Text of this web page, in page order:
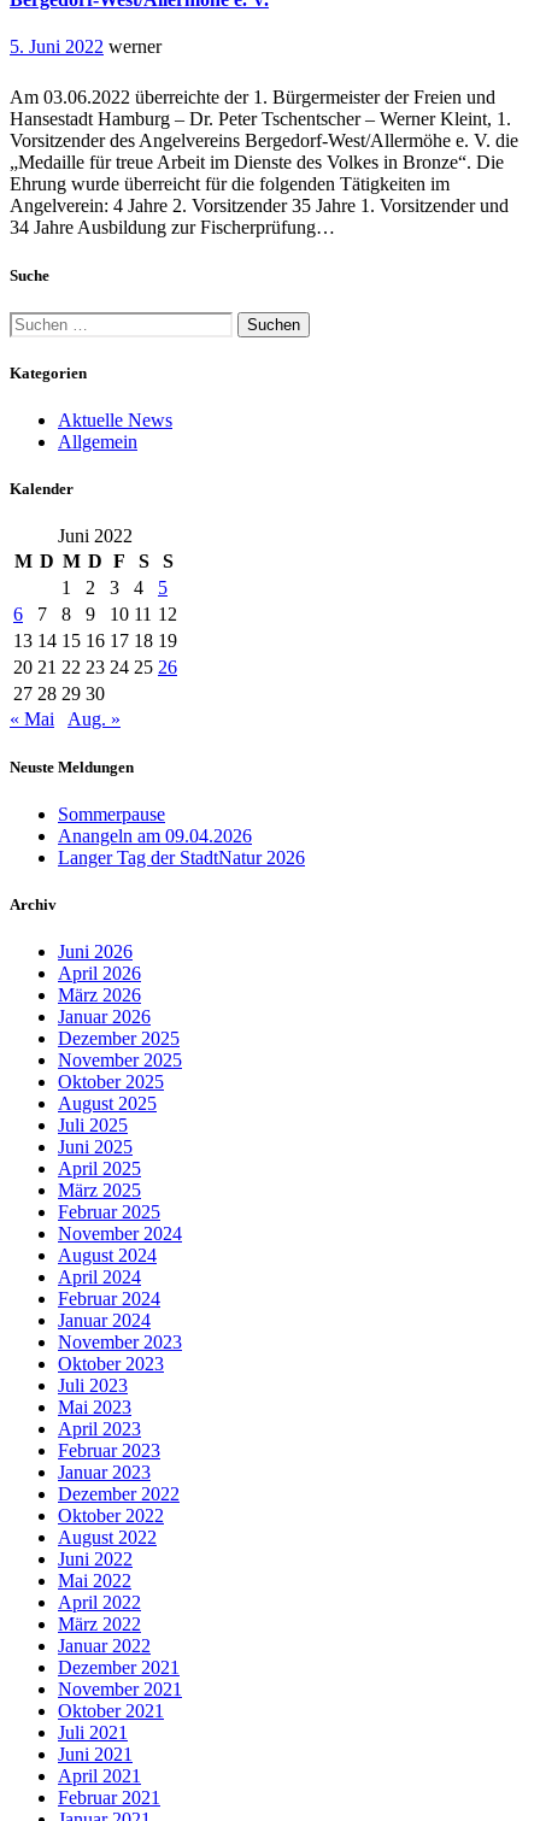
5. Juni 2022 werner
Am 03.06.2022 überreichte der 1. Bürgermeister der Freien und
Hansestadt Hamburg – Dr. Peter Tschentscher – Werner Kleint, 1.
Vorsitzender des Angelvereins Bergedorf-West/Allermöhe e. V. die
„Medaille für treue Arbeit im Dienste des Volkes in Bronze“. Die
Ehrung wurde überreicht für die folgenden Tätigkeiten im
Angelverein: 4 Jahre 2. Vorsitzender 35 Jahre 1. Vorsitzender und
34 Jahre Ausbildung zur Fischerprüfung…
Suche
Suchen
nach:
Kategorien
Aktuelle News
Allgemein
Kalender
Juni 2022
M D M D F S
S
1
2 3 4
5
6
7 8 9 10 11 12
13 14 15 16 17 18 19
20 21 22 23 24 25 26
27 28 29 30
« Mai
Aug. »
Neuste Meldungen
Sommerpause
Anangeln am 09.04.2026
Langer Tag der StadtNatur 2026
Archiv
Juni 2026
April 2026
März 2026
Januar 2026
Dezember 2025
November 2025
Oktober 2025
August 2025
Juli 2025
Juni 2025
April 2025
März 2025
Februar 2025
November 2024
August 2024
April 2024
Februar 2024
Januar 2024
November 2023
Oktober 2023
Juli 2023
Mai 2023
April 2023
Februar 2023
Januar 2023
Dezember 2022
Oktober 2022
August 2022
Juni 2022
Mai 2022
April 2022
März 2022
Januar 2022
Dezember 2021
November 2021
Oktober 2021
Juli 2021
Juni 2021
April 2021
Februar 2021